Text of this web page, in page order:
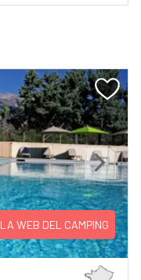
Next
WEB DEL CAMPING